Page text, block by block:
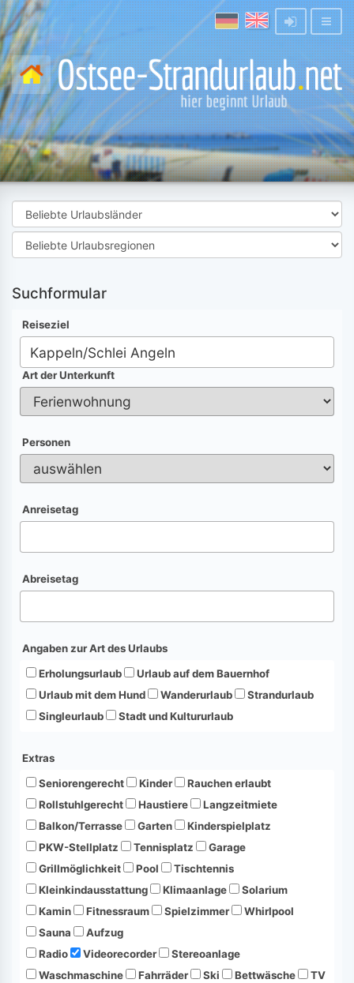
Suchformular
Reiseziel
Art der Unterkunft
Personen
Anreisetag
Abreisetag
Angaben zur Art des Urlaubs
Erholungsurlaub
Urlaub auf dem Bauernhof
Urlaub mit dem Hund
Wanderurlaub
Strandurlaub
Singleurlaub
Stadt und Kultururlaub
Extras
Seniorengerecht
Kinder
Rauchen erlaubt
Rollstuhlgerecht
Haustiere
Langzeitmiete
Balkon/Terrasse
Garten
Kinderspielplatz
PKW-Stellplatz
Tennisplatz
Garage
Grillmöglichkeit
Pool
Tischtennis
Kleinkindausstattung
Klimaanlage
Solarium
Kamin
Fitnessraum Spielzimmer
Whirlpool
Sauna
Aufzug
Radio
Videorecorder
Stereoanlage
Waschmaschine
Fahrräder Ski Bettwäsche
TV